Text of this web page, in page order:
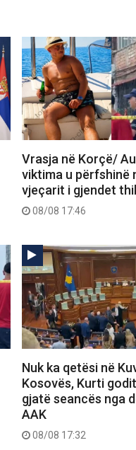
Vrasja në Korçë/
viktima u përfshinë
vjeçarit i gjendet
08/08 17:46
Nuk ka qetësi në
Kosovës, Kurti
gjatë seancës nga
AAK
08/08 17:32